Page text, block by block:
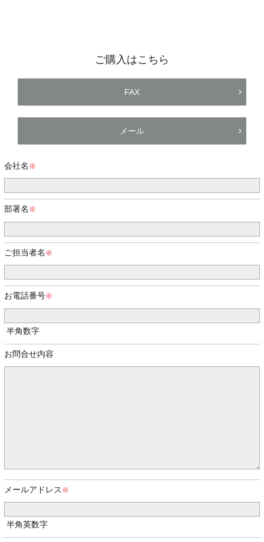
ご購入はこちら
FAX
メール
会社名
部署名
ご担当者名
お電話番号
半角数字
お問合せ内容
メールアドレス
半角英数字